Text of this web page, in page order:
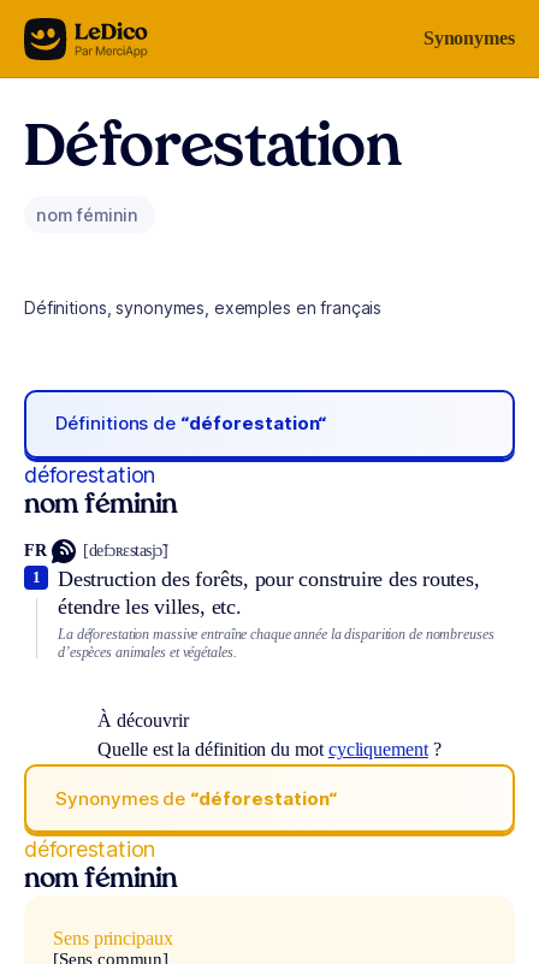
Aller au contenu Synonymes
Déforestation
nom féminin
Définitions, synonymes, exemples en français
Définitions de “déforestation“
déforestation
nom féminin
FR [defɔʀɛstasjɔ̃]
Destruction des forêts, pour construire des routes,
étendre les villes, etc.
1
La déforestation massive entraîne chaque année la disparition de nombreuses
d’espèces animales et végétales.
À découvrir
Quelle est la définition du mot cycliquement?
Synonymes de “déforestation“
déforestation
nom féminin
Sens principaux
[Sens commun]